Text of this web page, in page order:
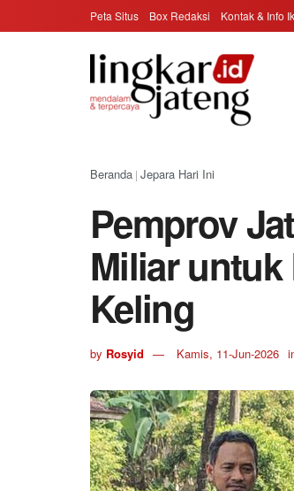
Peta Situs Box Redaksi Kontak & Info
Beranda | Jepara Hari Ini
Pemprov
Miliar untuk
Keling
by Rosyid Kamis, 11-Jun-2026